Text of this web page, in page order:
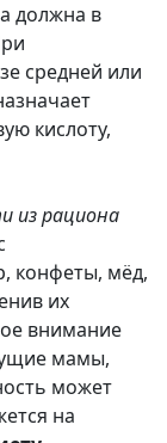
должна в
средней или
кислоту,
из рациона
конфеты, мёд,
их
внимание
мамы,
может
на